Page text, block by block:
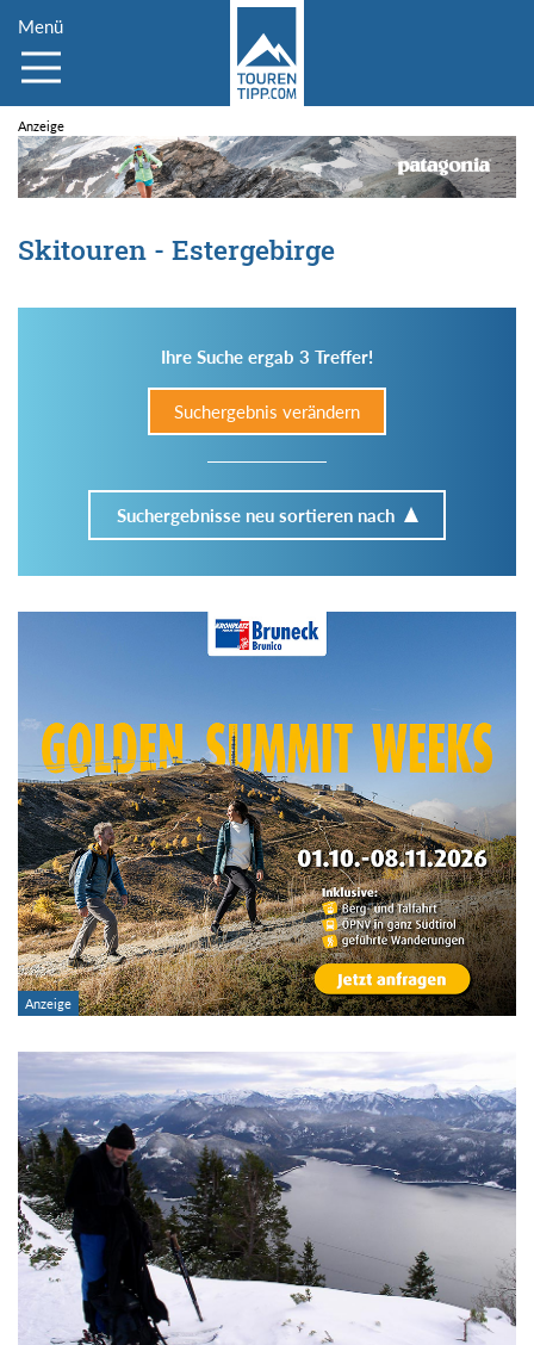
Menü
Skitouren - Estergebirge
Ihre Suche ergab 3 Treffer!
Suchergebnis verändern
Suchergebnisse neu sortieren nach
Im Tourenarchiv suchen
Region:
Gebirge:
Art der Tour:
Schwierigkeitsgrad:
von
bis
Kondition (Tourdauer):
von
bis
Suchbegriff: